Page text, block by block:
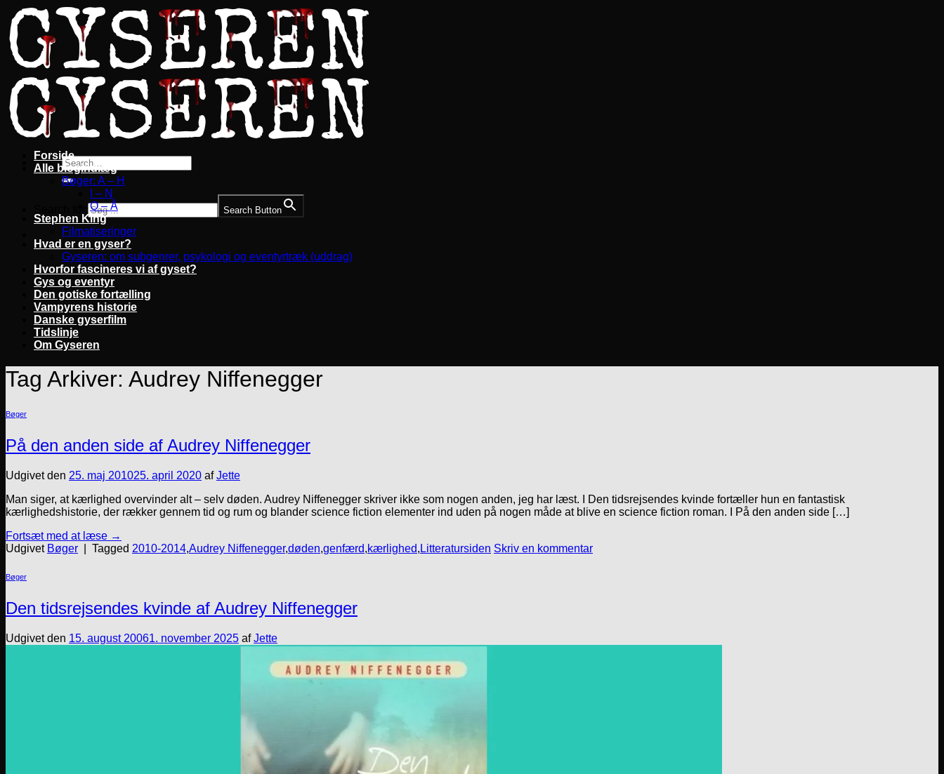
Fortsæt
til
indhold
Search Button
Forside
Alle blogindlæg
Bøger: A – H
I – N
O – Å
Stephen King
Filmatiseringer
Hvad er en gyser?
Gyseren: om subgenrer, psykologi og eventyrtræk (uddrag)
Hvorfor fascineres vi af gyset?
Gys og eventyr
Den gotiske fortælling
Vampyrens historie
Danske gyserfilm
Tidslinje
Om Gyseren
Tag Arkiver: Audrey Niffenegger
Bøger
På den anden side af Audrey Niffenegger
Udgivet den 25. maj 201025. april 2020 afJette
Man siger, at kærlighed overvinder alt – selv døden. Audrey Niffenegger skriver ikke som nogen anden, jeg har læst. I Den tidsrejsendes kvinde fortæller hun en fantastisk
kærlighedshistorie, der rækker gennem tid og rum og blander science fiction elementer ind uden på nogen måde at blive en science fiction roman. I På den anden side […]
Fortsæt med at læse →
Udgivet Bøger Tagged 2010-2014,Audrey Niffenegger,døden,genfærd,kærlighed, Litteratursiden Skriv en kommentar
Bøger
Den tidsrejsendes kvinde af Audrey Niffenegger
Udgivet den 15. august 20061. november 2025 afJette